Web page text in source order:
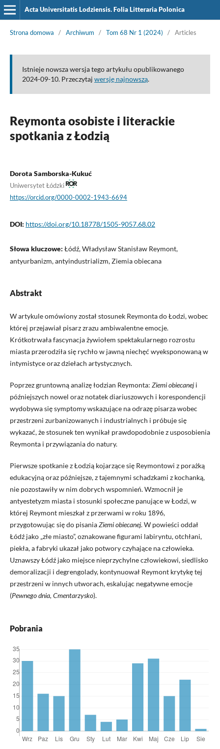
Acta Universitatis Lodziensis. Folia Litteraria Polonica
Strona domowa / Archiwum / Tom 68 Nr 1 (2024) / Articles
Istnieje nowsza wersja tego artykułu opublikowanego
2024-09-10. Przeczytaj wersję najnowszą.
Reymonta osobiste i literackie
spotkania z Łodzią
Dorota Samborska-Kukuć
Uniwersytet Łódzki
https://orcid.org/0000-0002-1943-6694
DOI: https://doi.org/10.18778/1505-9057.68.02
Słowa kluczowe: Łódź, Władysław Stanisław Reymont,
antyurbanizm, antyindustrializm, Ziemia obiecana
Abstrakt
W artykule omówiony został stosunek Reymonta do Łodzi, wobec
której przejawiał pisarz zrazu ambiwalentne emocje.
Krótkotrwała fascynacja żywiołem spektakularnego rozrostu
miasta przerodziła się rychło w jawną niechęć wyeksponowaną w
intymistyce oraz dziełach artystycznych.
Poprzez gruntowną analizę łodzian Reymonta: Ziemi obiecaneji
późniejszych nowel oraz notatek diariuszowych i korespondencji
wydobywa się symptomy wskazujące na odrazę pisarza wobec
przestrzeni zurbanizowanych i industrialnych i próbuje się
wykazać, że stosunek ten wynikał prawdopodobnie z usposobienia
Reymonta i przywiązania do natury.
Pierwsze spotkanie z Łodzią kojarzące się Reymontowi z porażką
edukacyjną oraz późniejsze, z tajemnymi schadzkami z kochanką,
nie pozostawiły w nim dobrych wspomnień. Wzmocnił je
antyestetyzm miasta i stosunki społeczne panujące w Łodzi, w
której Reymont mieszkał z przerwami w roku 1896,
przygotowując się do pisaniaZiemi obiecanej. W powieści oddał
Łódź jako „złe miasto”, oznakowane figurami labiryntu, otchłani,
piekła, a fabryki ukazał jako potwory czyhające na człowieka.
Uznawszy Łódź jako miejsce nieprzychylne człowiekowi, siedlisko
demoralizacji i degrengolady, kontynuował Reymont krytykę tej
przestrzeni w innych utworach, eskalując negatywne emocje
(Pewnego dnia, Cmentarzysko).
Pobrania